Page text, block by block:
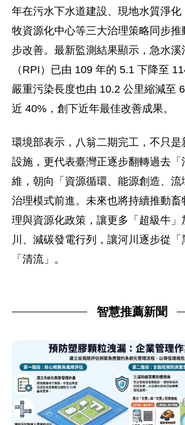
年在污水下水道建設、現地水質淨化
牧資源化中心等三大治理策略同步推
步改善。最新監測結果顯示，急水溪
（RPI ）已由 109 年的 5.1 下降至
嚴重污染長度也由 10.2 公里縮減至
近 40%， 創下近年最佳改善成果。
環境部表示，八翁二期完工，不只是
設施， 更代表臺灣正逐步翻轉過去「
維，朝向「資源循環、 能源創造、流
治理模式前進。 未來也將持續推動畜
理與資源化政策，讓更多「 超級牛」
川、減碳發電行列，讓河川逐步從「
「清流」。
智慧推薦新聞